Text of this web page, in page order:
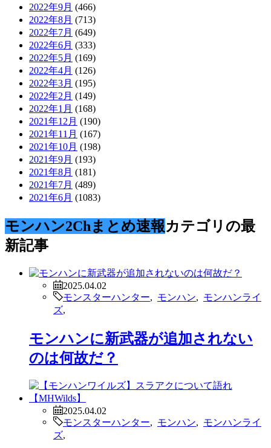
2022年9月 (466)
2022年8月 (713)
2022年7月 (649)
2022年6月 (333)
2022年5月 (169)
2022年4月 (126)
2022年3月 (195)
2022年2月 (149)
2022年1月 (168)
2021年12月 (190)
2021年11月 (167)
2021年10月 (198)
2021年9月 (193)
2021年8月 (181)
2021年7月 (489)
2021年6月 (1083)
モンハン2Chまとめ速報カテゴリの最
新記事
2025.04.02
モンスターハンター
モンハン
モンハンライ
ズ
モンハンに新武器が追加されない
のは何故だ？
2025.04.02
モンスターハンター
モンハン
モンハンライ
ズ